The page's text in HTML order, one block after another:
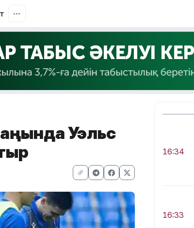
Уэльс
16:34
16:33